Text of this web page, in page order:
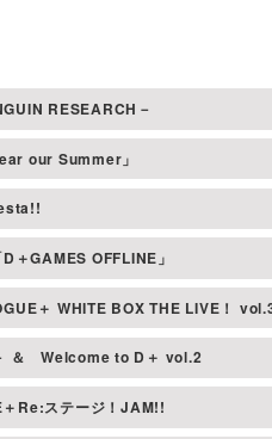
ントの安全な運営に支障をきたす
。
内における物品およびホール自体
物や大きな荷物は会場周辺のコイ
難等について主催者は一切責任を負
は自己管理をお願いいたします。
や落し物などは、届け出がなけれ
でご来場の方、または介助犬など
はスタッフの指示に従い、慌てず落
撮影が入る場合、お客様が映り込
トラブル、アーティストの都合に
RESEARCH－
our Summer」
＋GAMES OFFLINE」
＋ WHITE BOX THE LIVE！
＆Welcome to D＋ vol.2
Re:ステージ！JAM!!